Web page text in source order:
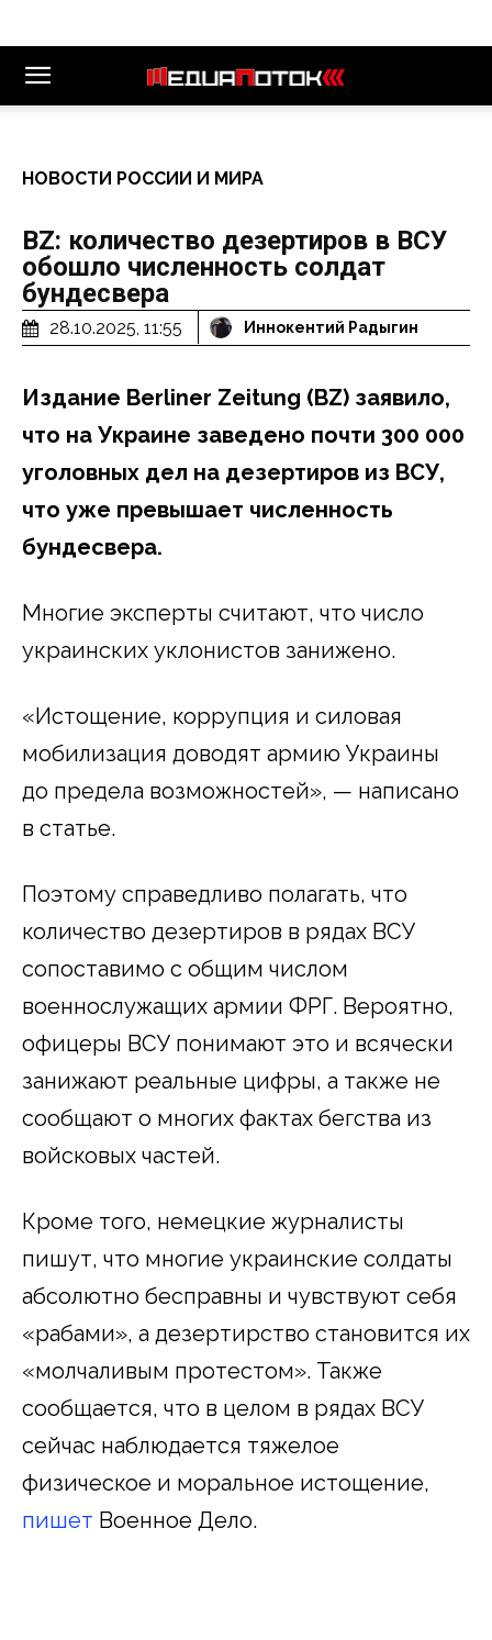
НОВОСТИ РОССИИ И МИРА
BZ: количество дезертиров в ВСУ
обошло численность солдат
бундесвера
28.10.2025, 11:55 Иннокентий Радыгин
Издание Berliner Zeitung (BZ) заявило,
что на Украине заведено почти 300 000
уголовных дел на дезертиров из ВСУ,
что уже превышает численность
бундесвера.
Многие эксперты считают, что число
украинских уклонистов занижено.
«Истощение, коррупция и силовая
мобилизация доводят армию Украины
до предела возможностей», — написано
в статье.
Поэтому справедливо полагать, что
количество дезертиров в рядах ВСУ
сопоставимо с общим числом
военнослужащих армии ФРГ. Вероятно,
офицеры ВСУ понимают это и всячески
занижают реальные цифры, а также не
сообщают о многих фактах бегства из
войсковых частей.
Кроме того, немецкие журналисты
пишут, что многие украинские солдаты
абсолютно бесправны и чувствуют себя
«рабами», а дезертирство становится их
«молчаливым протестом». Также
сообщается, что в целом в рядах ВСУ
сейчас наблюдается тяжелое
физическое и моральное истощение,
пишет Военное Дело.